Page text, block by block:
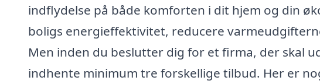
indflydelse på både komforten i dit hjem og din
boligs energieffektivitet, reducere
Men inden du beslutter dig for et firma, der skal
indhente minimum tre forskellige tilbud. Her er